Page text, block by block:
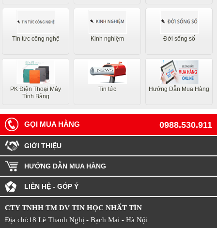
Tin tức công nghệ Kinh nghiệm Đời sống số
PK Điện Thoại Máy
Tính Bảng
Tin tức Hướng Dẫn Mua Hàng
0988.530.911
GỌI MUA HÀNG
GIỚI THIỆU
HƯỚNG DẪN MUA HÀNG
LIÊN HỆ - GÓP Ý
CTY TNHH TM DV TIN HỌC NHẤT TÍN
Địa chỉ:18 Lê Thanh Nghị - Bạch Mai - Hà Nội